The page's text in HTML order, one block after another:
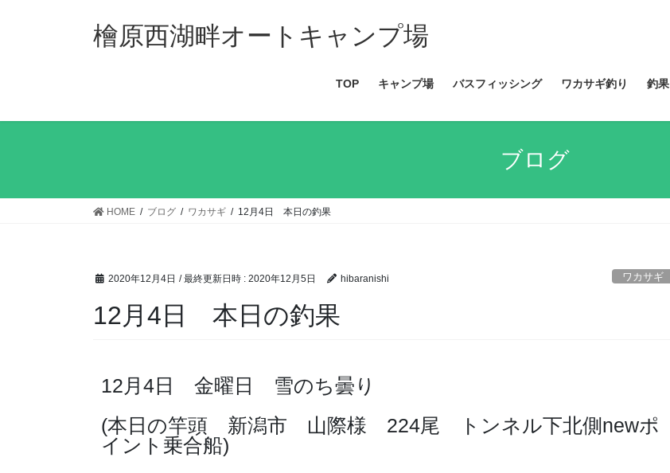
檜原西湖畔オートキャンプ場
TOP キャンプ場 バスフィッシング ワカサギ釣り 釣果
ブログ
HOME ブログ ワカサギ 12月4日 本日の釣果
2020年12月4日 / 最終更新日時 : 2020年12月5日 hibaranishi ワカサギ
12月4日 本日の釣果
12月4日 金曜日 雪のち曇り
(本日の竿頭 新潟市 山際様 224尾 トンネル下北側newポ
イント乗合船)